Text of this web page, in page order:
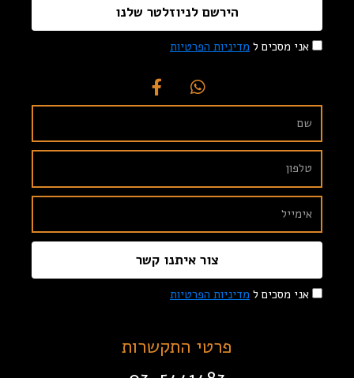
אני מסכים ל מדיניות הפרטיות
הירשם לניוזלטר שלנו
אני מסכים ל מדיניות הפרטיות
צור איתנו קשר
פרטי התקשרות